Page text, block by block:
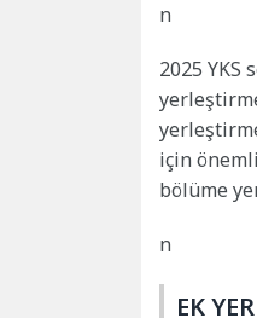
n
2025 YKS
için
bölüme
n
EK